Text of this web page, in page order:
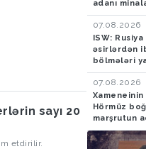
sayı 20
etdirilir.
adanı
təklifini
07.08.2026
ISW:
əsirlərdən
bölmələri
07.08.2026
Hörmüz
marşrutun
verməyəcək